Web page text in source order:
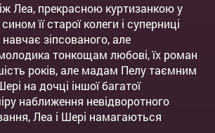
Леа, прекрасною куртизанкою у
її старої колеги і суперниці
зіпсованого, але
тонкощам любові, їх роман
років, але мадам Пелу таємним
на дочці іншої багатої
наближення невідворотного
Леа і Шері намагаються